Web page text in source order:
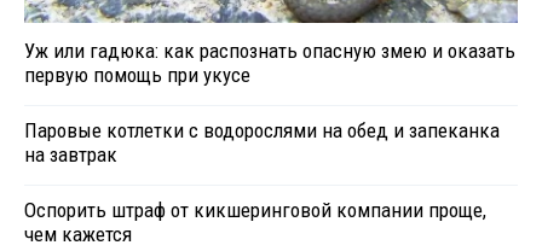
Уж или гадюка: как распознать опасную змею и оказать
первую помощь при укусе
Паровые котлетки с водорослями на обед и запеканка
на завтрак
Оспорить штраф от кикшеринговой компании проще,
чем кажется